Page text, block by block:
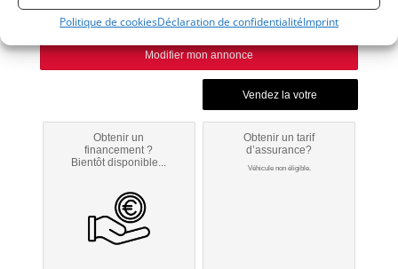
Politique de cookiesDéclaration de confidentialitéImprint
Modifier mon annonce
Obtenir un
financement ?
Bientôt disponible...
Obtenir un tarif
d’assurance?
Véhicule non éligible.